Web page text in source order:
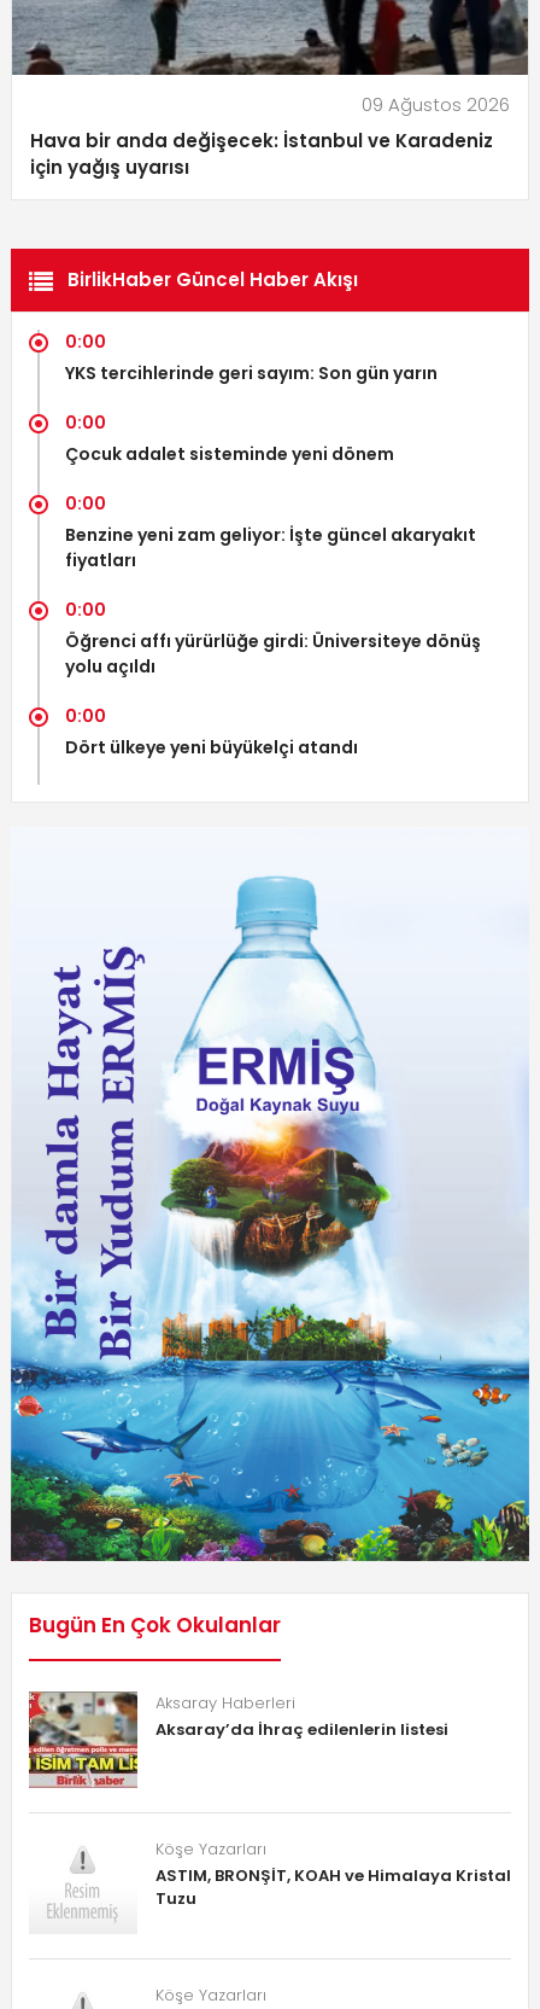
09 Ağustos 2026
Hava bir anda değişecek: İstanbul ve Karadeniz
için yağış uyarısı
BirlikHaber Güncel Haber Akışı
0:00
YKS tercihlerinde geri sayım: Son gün yarın
0:00
Çocuk adalet sisteminde yeni dönem
0:00
Benzine yeni zam geliyor: İşte güncel akaryakıt
fiyatları
0:00
Öğrenci affı yürürlüğe girdi: Üniversiteye dönüş
yolu açıldı
0:00
Dört ülkeye yeni büyükelçi atandı
Bugün En Çok Okulanlar
Aksaray Haberleri
Aksaray’da İhraç edilenlerin listesi
Köşe Yazarları
ASTIM, BRONŞİT, KOAH ve Himalaya Kristal
Tuzu
Köşe Yazarları